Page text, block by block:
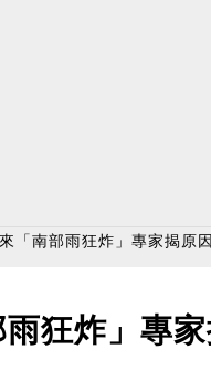
「南部雨狂炸」專家揭原
狂炸」專